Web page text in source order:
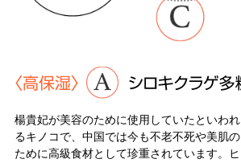
楊貴妃が美容のために使用していたといわれ
るキノコで、中国では今も不老不死や美肌の
ために高級食材として珍重されています。ヒ